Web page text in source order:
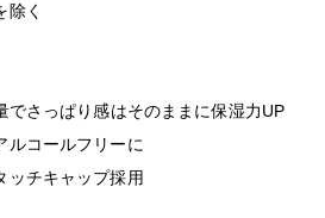
く
でさっぱり感はそのままに保湿力UP
ルコールフリーに
ッチキャップ採用